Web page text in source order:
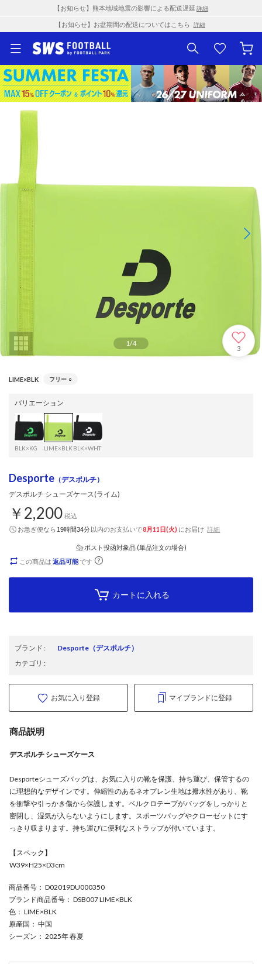
【お知らせ】熊本地域地震の影響による配送遅延 詳細
【お知らせ】お盆期間の配送についてはこちら 詳細
1/4
3
LIME×BLK フリー ○
バリエーション
BLK×KG LIME×BLK BLK×WHT
Desporte （デスポルチ）
デスポルチ シューズケース(ライム)
￥2,200 税込
お急ぎ便なら 19時間34分以内のお支払いで8月11日(火) にお届け 詳細
ポスト投函対象品 (単品注文の場合)
この商品は 返品可能です
カートに入れる
ブランド : Desporte （デスポルチ）
カテゴリ :
お気に入り登録 マイブランドに登録
商品説明
デスポルチ シューズケース
Desporteシューズバッグは、お気に入りの靴を保護、持ち運び、保管するの
に理想的なデザインです。伸縮性のあるネオプレン生地は撥水性があり、靴
を衝撃や引っかき傷から保護します。ベルクロテープがバッグをしっかりと
密閉し、湿気が入らないようにします。スポーツバッグやクローゼットにす
っきり収まります。持ち運びに便利なストラップが付いています。
【スペック】
W39×H25×D3cm
商品番号 ： D02019DU000350
ブランド商品番号 ： DSB007 LIME×BLK
色 ： LIME×BLK
原産国 ： 中国
シーズン ： 2025年 春夏